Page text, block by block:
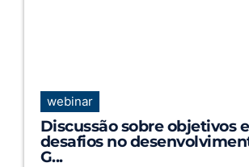
webinar
Discussão sobre objetivos e
desafios no
G...